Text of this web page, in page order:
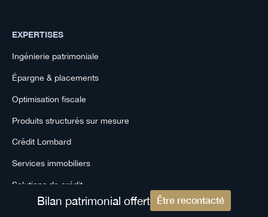
EXPERTISES
Ingénierie patrimoniale
Épargne & placements
Optimisation fiscale
Produits structurés sur mesure
Crédit Lombard
Services immobiliers
Solutions de crédit
Bilan patrimonial offert Être recontacté